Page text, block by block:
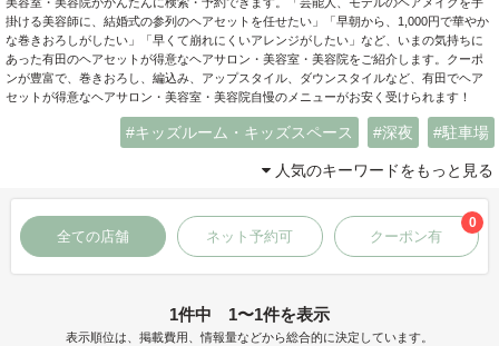
掛ける美容師に、結婚式の参列のヘアセットを任せたい」「早朝から、1,000円で華やか
な巻きおろしがしたい」「早くて崩れにくいアレンジがしたい」など、いまの気持ちに
あった有田のヘアセットが得意なヘアサロン・美容室・美容院をご紹介します。クーポ
ンが豊富で、巻きおろし、編込み、アップスタイル、ダウンスタイルなど、有田でヘア
セットが得意なヘアサロン・美容室・美容院自慢のメニューがお安く受けられます！
キッズルーム・キッズスペース 深夜 駐車場
人気のキーワードをもっと見る
全ての店舗 ネット予約可 クーポン有
0
1件中 1〜1件を表示
表示順位は、掲載費用、情報量などから総合的に決定しています。